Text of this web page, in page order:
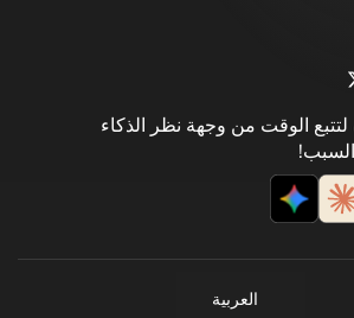
الوقت من وجهة نظر الذكاء
العربية